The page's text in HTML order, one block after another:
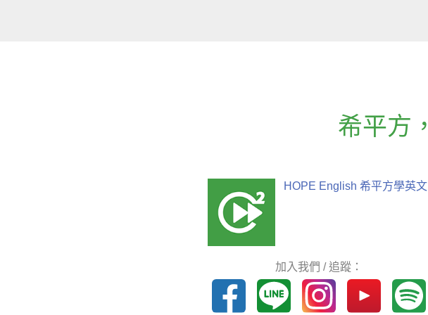
希平方 ，
HOPE English 希平方學英文
加入我們 / 追蹤：